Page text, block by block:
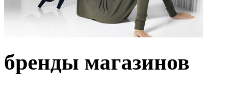
бренды магазинов